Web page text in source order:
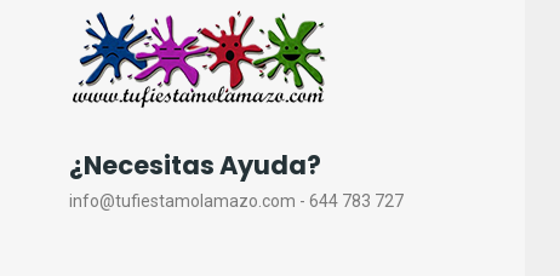
¿Necesitas Ayuda?
info@tufiestamolamazo.com - 644 783 727